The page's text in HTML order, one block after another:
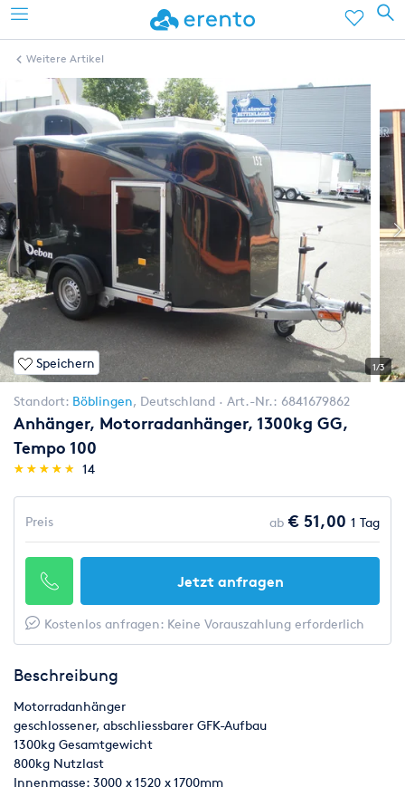
Weitere Artikel
Speichern 1/3
Standort: Böblingen, Deutschland Art.-Nr.: 6841679862
Anhänger, Motorradanhänger, 1300kg GG,
Tempo 100
(*)
★
★
(*)★
★
(*) ★
★
(*) ★
★
(*) ★
★ 14
Preis ab € 51,00 1 Tag
Jetzt anfragen
Kostenlos anfragen: Keine Vorauszahlung erforderlich
Beschreibung
Motorradanhänger
geschlossener, abschliessbarer GFK-Aufbau
1300kg Gesamtgewicht
800kg Nutzlast
Innenmasse: 3000 x 1520 x 1700mm